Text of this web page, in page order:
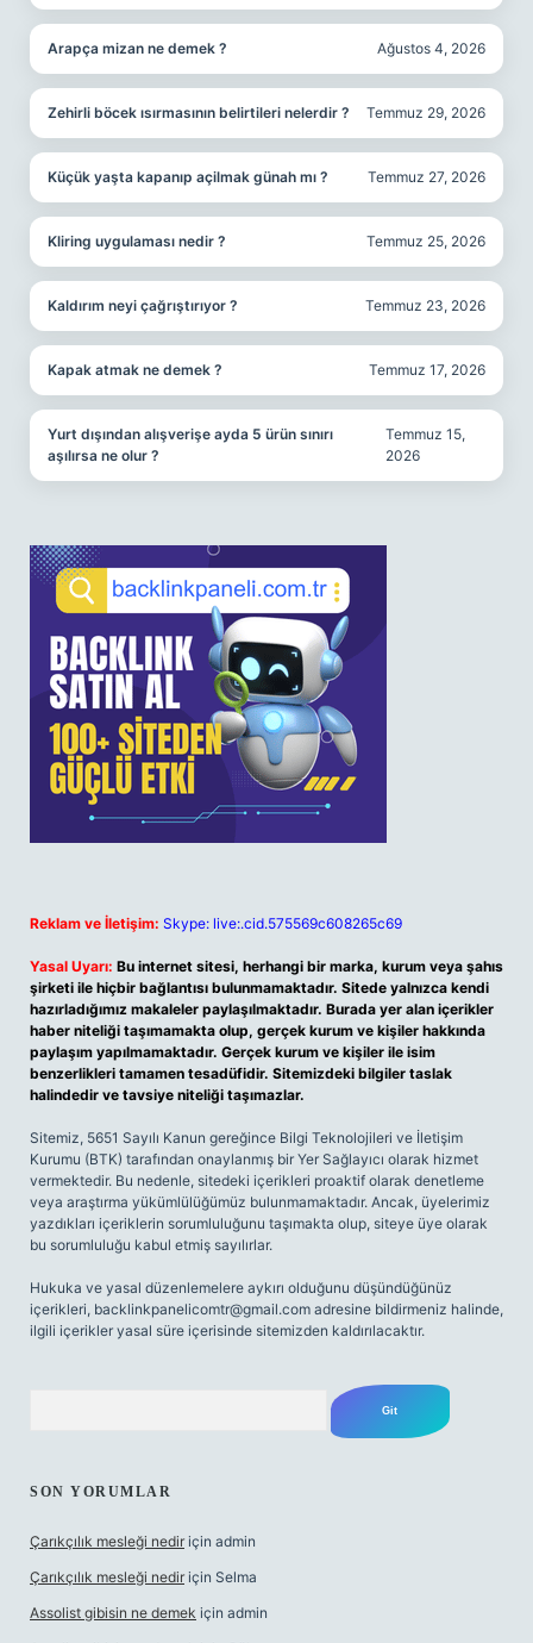
Arapça mizan ne demek ? Ağustos 4, 2026
Zehirli böcek ısırmasının belirtileri nelerdir ? Temmuz 29, 2026
Küçük yaşta kapanıp açilmak günah mı ? Temmuz 27, 2026
Kliring uygulaması nedir ? Temmuz 25, 2026
Kaldırım neyi çağrıştırıyor ? Temmuz 23, 2026
Kapak atmak ne demek ? Temmuz 17, 2026
Yurt dışından alışverişe ayda 5 ürün sınırı
aşılırsa ne olur ?
Temmuz 15,
2026
Reklam ve İletişim: Skype: live:.cid.575569c608265c69
Yasal Uyarı: Bu internet sitesi, herhangi bir marka, kurum veya şahıs
şirketi ile hiçbir bağlantısı bulunmamaktadır. Sitede yalnızca kendi
hazırladığımız makaleler paylaşılmaktadır. Burada yer alan içerikler
haber niteliği taşımamakta olup, gerçek kurum ve kişiler hakkında
paylaşım yapılmamaktadır. Gerçek kurum ve kişiler ile isim
benzerlikleri tamamen tesadüfidir. Sitemizdeki bilgiler taslak
halindedir ve tavsiye niteliği taşımazlar.
Sitemiz, 5651 Sayılı Kanun gereğince Bilgi Teknolojileri ve İletişim
Kurumu (BTK) tarafından onaylanmış bir Yer Sağlayıcı olarak hizmet
vermektedir. Bu nedenle, sitedeki içerikleri proaktif olarak denetleme
veya araştırma yükümlülüğümüz bulunmamaktadır. Ancak, üyelerimiz
yazdıkları içeriklerin sorumluluğunu taşımakta olup, siteye üye olarak
bu sorumluluğu kabul etmiş sayılırlar.
Hukuka ve yasal düzenlemelere aykırı olduğunu düşündüğünüz
içerikleri, backlinkpanelicomtr@gmail.com adresine bildirmeniz halinde,
ilgili içerikler yasal süre içerisinde sitemizden kaldırılacaktır.
SON YORUMLAR
Çarıkçılık mesleği nedir için admin
Çarıkçılık mesleği nedir için Selma
Assolist gibisin ne demek için admin